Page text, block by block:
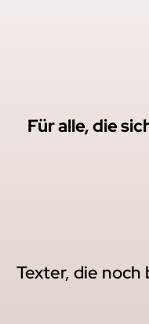
Texter, die noch
Für alle, die